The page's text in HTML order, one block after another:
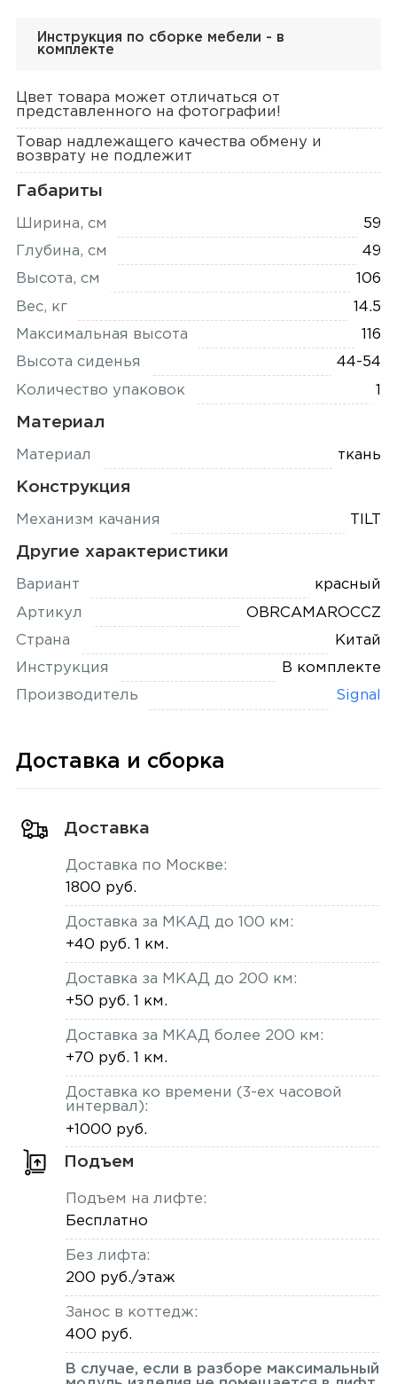
Инструкция по сборке мебели - в
комплекте
Цвет товара может отличаться от
представленного на фотографии!
Товар надлежащего качества обмену и
возврату не подлежит
Габариты
Ширина, см 59
Глубина, см 49
Высота, см 106
Вес, кг 14.5
Максимальная высота 116
Высота сиденья 44-54
Количество упаковок 1
Материал
Материал ткань
Конструкция
Механизм качания TILT
Другие характеристики
Вариант красный
Артикул OBRCAMAROCCZ
Страна Китай
Инструкция В комплекте
Производитель Signal
Доставка и сборка
Доставка
Доставка по Москве:
1800 руб.
Доставка за МКАД до 100 км:
+40 руб. 1 км.
Доставка за МКАД до 200 км:
+50 руб. 1 км.
Доставка за МКАД более 200 км:
+70 руб. 1 км.
Доставка ко времени (3-ех часовой
интервал):
+1000 руб.
Подъем
Подъем на лифте:
Бесплатно
Без лифта:
200 руб./этаж
Занос в коттедж:
400 руб.
В случае, если в разборе максимальный